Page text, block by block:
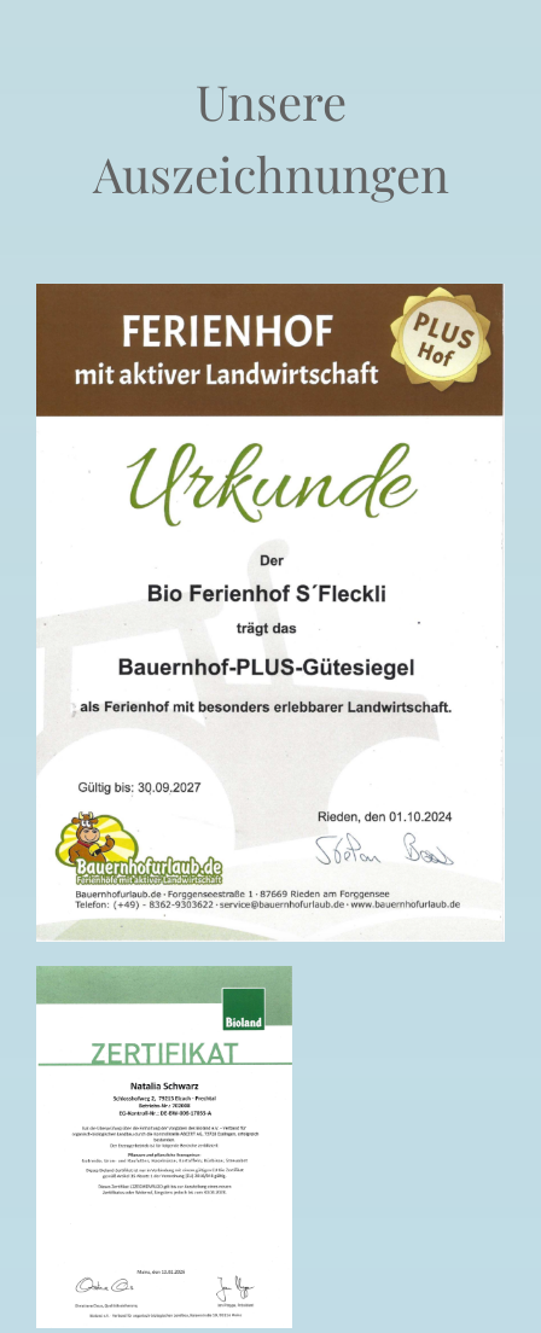
Unsere
Auszeichnungen